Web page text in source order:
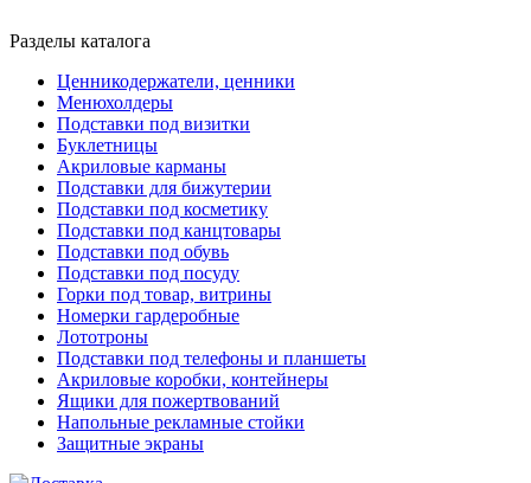
Разделы каталога
Ценникодержатели, ценники
Менюхолдеры
Подставки под визитки
Буклетницы
Акриловые карманы
Подставки для бижутерии
Подставки под косметику
Подставки под канцтовары
Подставки под обувь
Подставки под посуду
Горки под товар, витрины
Номерки гардеробные
Лототроны
Подставки под телефоны и планшеты
Акриловые коробки, контейнеры
Ящики для пожертвований
Напольные рекламные стойки
Защитные экраны